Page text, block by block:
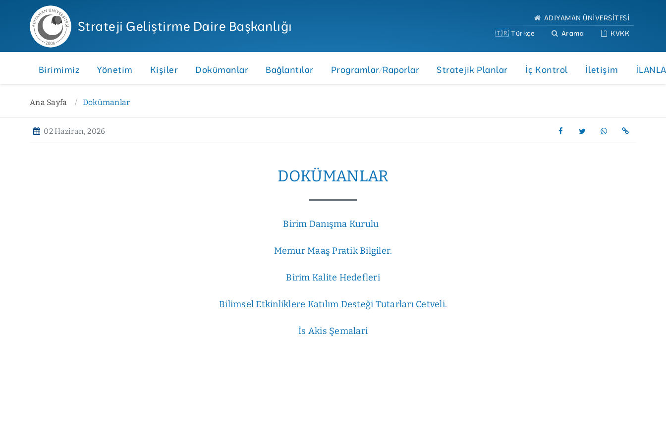
ADIYAMAN ÜNİVERSİTESİ
🇹🇷 Türkçe
Arama KVKK
Strateji Geliştirme Daire Başkanlığı
Birimimiz Yönetim Kişiler Dokümanlar Bağlantılar Programlar/Raporlar Stratejik Planlar İç Kontrol İletişim
Ana Sayfa Dokümanlar
02 Haziran, 2026
DOKÜMANLAR
Birim Danışma Kurulu
Memur Maaş Pratik Bilgiler.
Birim Kalite Hedefleri
Bilimsel Etkinliklere Katılım Desteği Tutarları Cetveli.
İs Akis Şemalari